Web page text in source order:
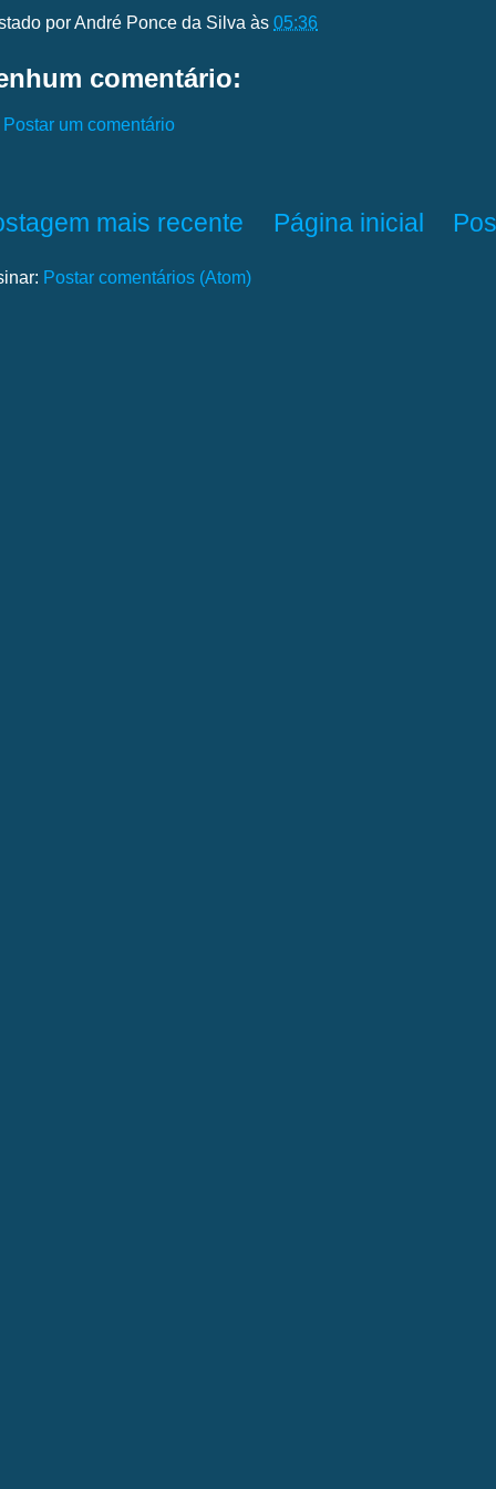
por André Ponce da Silva às 05:36
comentário:
Postar um comentário
mais recente Página inicial
Postar comentários (Atom)